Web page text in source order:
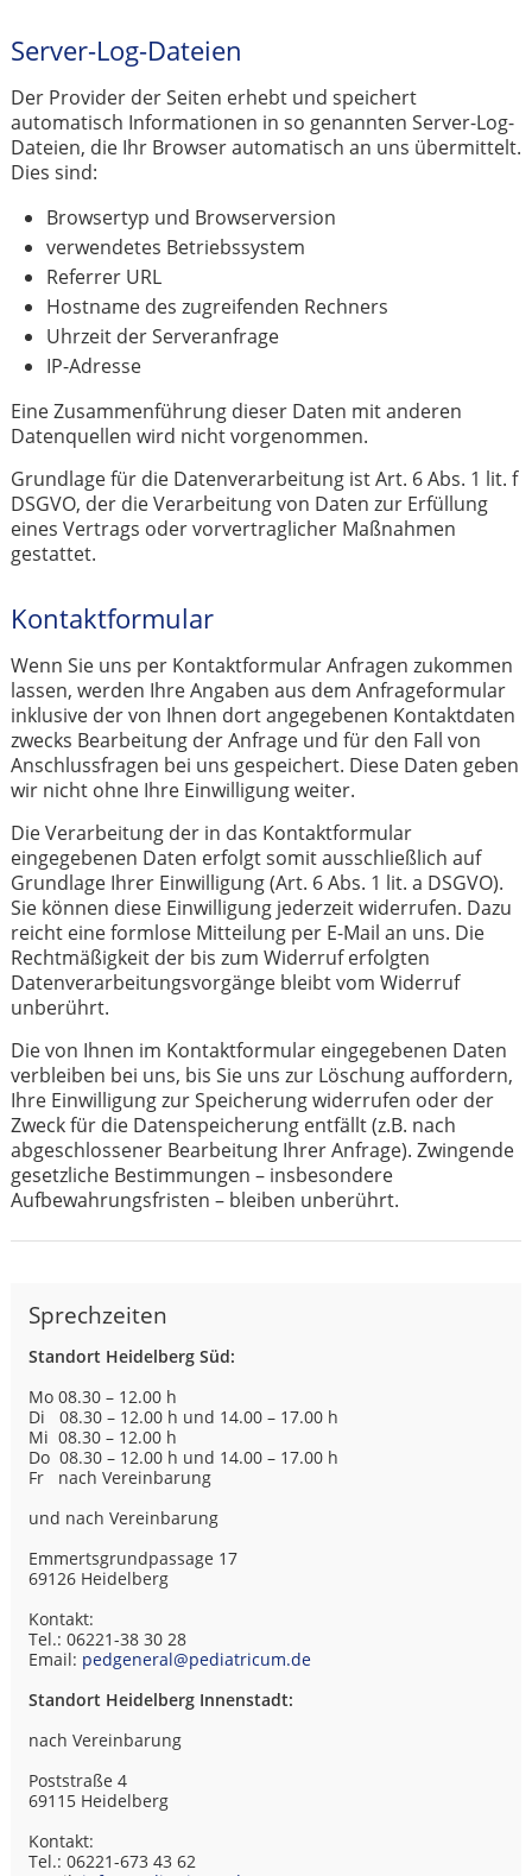
Server-Log-Dateien
Der Provider der Seiten erhebt und speichert
automatisch Informationen in so genannten Server-Log-
Dateien, die Ihr Browser automatisch an uns übermittelt.
Dies sind:
Browsertyp und Browserversion
verwendetes Betriebssystem
Referrer URL
Hostname des zugreifenden Rechners
Uhrzeit der Serveranfrage
IP-Adresse
Eine Zusammenführung dieser Daten mit anderen
Datenquellen wird nicht vorgenommen.
Grundlage für die Datenverarbeitung ist Art. 6 Abs. 1 lit. f
DSGVO, der die Verarbeitung von Daten zur Erfüllung
eines Vertrags oder vorvertraglicher Maßnahmen
gestattet.
Kontaktformular
Wenn Sie uns per Kontaktformular Anfragen zukommen
lassen, werden Ihre Angaben aus dem Anfrageformular
inklusive der von Ihnen dort angegebenen Kontaktdaten
zwecks Bearbeitung der Anfrage und für den Fall von
Anschlussfragen bei uns gespeichert. Diese Daten geben
wir nicht ohne Ihre Einwilligung weiter.
Die Verarbeitung der in das Kontaktformular
eingegebenen Daten erfolgt somit ausschließlich auf
Grundlage Ihrer Einwilligung (Art. 6 Abs. 1 lit. a DSGVO).
Sie können diese Einwilligung jederzeit widerrufen. Dazu
reicht eine formlose Mitteilung per E-Mail an uns. Die
Rechtmäßigkeit der bis zum Widerruf erfolgten
Datenverarbeitungsvorgänge bleibt vom Widerruf
unberührt.
Die von Ihnen im Kontaktformular eingegebenen Daten
verbleiben bei uns, bis Sie uns zur Löschung auffordern,
Ihre Einwilligung zur Speicherung widerrufen oder der
Zweck für die Datenspeicherung entfällt (z.B. nach
abgeschlossener Bearbeitung Ihrer Anfrage). Zwingende
gesetzliche Bestimmungen – insbesondere
Aufbewahrungsfristen – bleiben unberührt.
Sprechzeiten
Standort Heidelberg Süd:
Mo 08.30 – 12.00 h
Di 08.30 – 12.00 h und 14.00 – 17.00 h
Mi 08.30 – 12.00 h
Do 08.30 – 12.00 h und 14.00 – 17.00 h
Fr nach Vereinbarung
und nach Vereinbarung
Emmertsgrundpassage 17
69126 Heidelberg
Kontakt:
Tel.: 06221-38 30 28
Email: pedgeneral@pediatricum.de
Standort Heidelberg Innenstadt:
nach Vereinbarung
Poststraße 4
69115 Heidelberg
Kontakt:
Tel.: 06221-673 43 62